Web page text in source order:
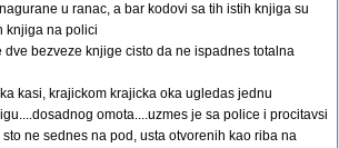
u ranac, a bar kodovi sa tih istih knjiga su
knjiga na polici
dve bezveze knjige cisto da ne ispadnes totalna
kasi, krajickom krajicka oka ugledas jednu
omota....uzmes je sa police i procitavsi
ne sednes na pod, usta otvorenih kao riba na